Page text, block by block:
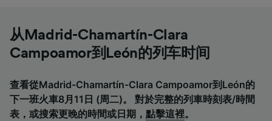
从Madrid-Chamartín-Clara
Campoamor到León的列车时间
查看從Madrid-Chamartín-Clara Campoamor到León的
下一班火車8月11日 (周二)。 對於完整的列車時刻表/時間
表，或搜索更晚的時間或日期， 點擊這裡。